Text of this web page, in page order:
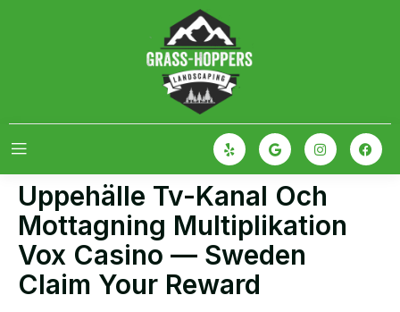
Uppehälle Tv-Kanal Och
Mottagning Multiplikation
Vox Casino — Sweden
Claim Your Reward